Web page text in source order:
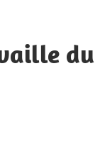
du